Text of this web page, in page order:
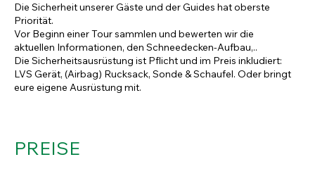
Die Sicherheit unserer Gäste und der Guides hat oberste
Priorität.
Vor Beginn einer Tour sammlen und bewerten wir die
aktuellen Informationen, den Schneedecken-Aufbau,..
Die Sicherheitsausrüstung ist Pflicht und im Preis inkludiert:
LVS Gerät, (Airbag) Rucksack, Sonde & Schaufel. Oder bringt
eure eigene Ausrüstung mit.
PREISE